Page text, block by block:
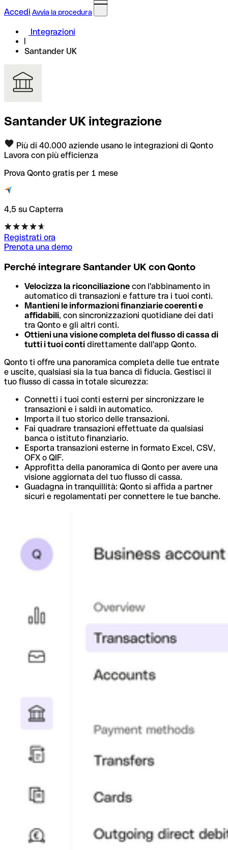
Accedi Avvia la procedura
Integrazioni
Santander UK
Santander UK integrazione
Più di 40.000 aziende usano le integrazioni di Qonto
Lavora con più efficienza
Prova Qonto gratis per 1 mese
4,5 su Capterra
Registrati ora
Prenota una demo
Perché integrare Santander UK con Qonto
Velocizza la riconciliazione con l'abbinamento in
automatico di transazioni e fatture tra i tuoi conti.
Mantieni le informazioni finanziarie coerenti e
affidabili, con sincronizzazioni quotidiane dei dati
tra Qonto e gli altri conti.
Ottieni una visione completa del flusso di cassa di
tutti i tuoi conti direttamente dall'app Qonto.
Qonto ti offre una panoramica completa delle tue entrate
e uscite, qualsiasi sia la tua banca di fiducia. Gestisci il
tuo flusso di cassa in totale sicurezza:
Connetti i tuoi conti esterni per sincronizzare le
transazioni e i saldi in automatico.
Importa il tuo storico delle transazioni.
Fai quadrare transazioni effettuate da qualsiasi
banca o istituto finanziario.
Esporta transazioni esterne in formato Excel, CSV,
OFX o QIF.
Approfitta della panoramica di Qonto per avere una
visione aggiornata del tuo flusso di cassa.
Guadagna in tranquillità: Qonto si affida a partner
sicuri e regolamentati per connettere le tue banche.